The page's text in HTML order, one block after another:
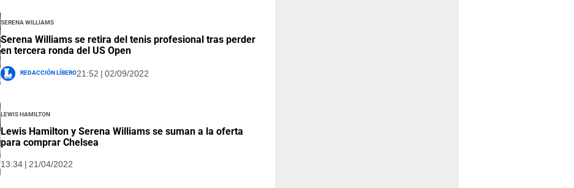
Serena Williams
Serena Williams se retira del tenis profesional tras perder
en tercera ronda del US Open
Redacción Líbero21:52 | 02/09/2022
Lewis Hamilton
Lewis Hamilton y Serena Williams se suman a la oferta
para comprar Chelsea
13:34 | 21/04/2022